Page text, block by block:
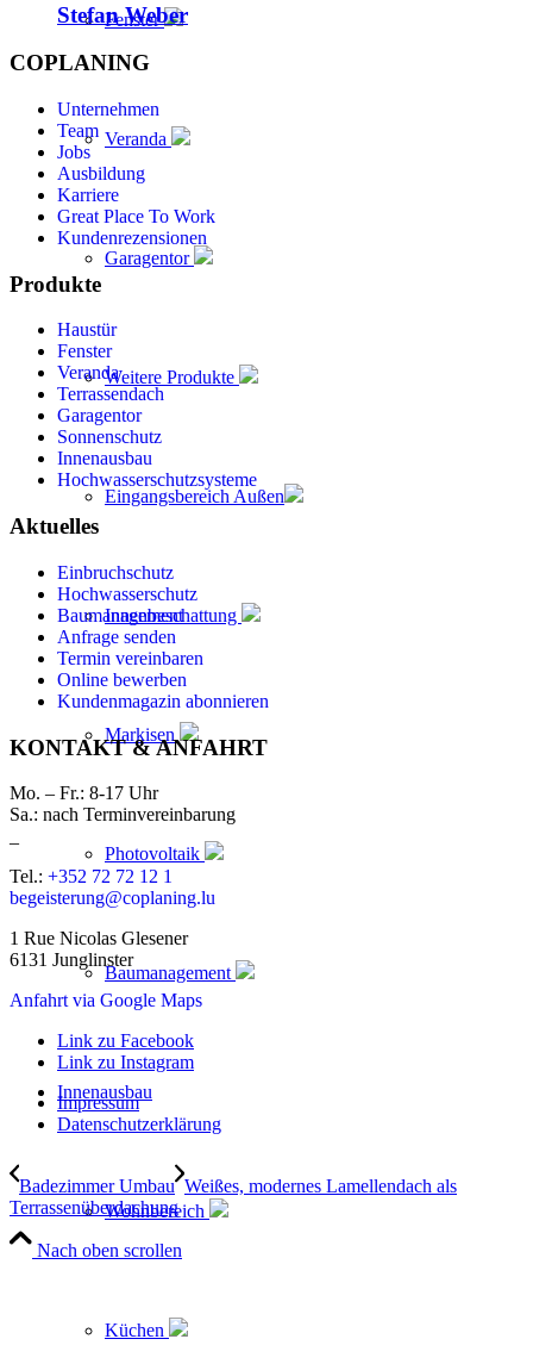
Fenster
Veranda
Garagentor
Weitere Produkte
Eingangsbereich Außen
Innenbeschattung
Markisen
Photovoltaik
Baumanagement
Innenausbau
Wohnbereich
Küchen
Stefan Weber
COPLANING
Unternehmen
Team
Jobs
Ausbildung
Karriere
Great Place To Work
Kundenrezensionen
Produkte
Haustür
Fenster
Veranda
Terrassendach
Garagentor
Sonnenschutz
Innenausbau
Hochwasserschutzsysteme
Aktuelles
Einbruchschutz
Hochwasserschutz
Baumanagement
Anfrage senden
Termin vereinbaren
Online bewerben
Kundenmagazin abonnieren
KONTAKT & ANFAHRT
Mo. – Fr.: 8-17 Uhr
Sa.: nach Terminvereinbarung
Tel.: +352 72 72 12 1
begeisterung@coplaning.lu
1 Rue Nicolas Glesener
6131 Junglinster
Anfahrt via Google Maps
Link zu Facebook
Link zu Instagram
Impressum
Datenschutzerklärung
Badezimmer Umbau Weißes, modernes Lamellendach als
Terrassenüberdachung
Nach oben scrollen